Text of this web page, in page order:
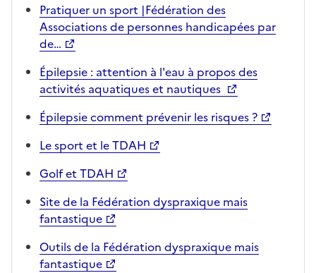
Pratiquer un sport |Fédération des
Associations de personnes handicapées par
de…
Épilepsie : attention à l'eau à propos des
activités aquatiques et nautiques
Épilepsie comment prévenir les risques ?
Le sport et le TDAH
Golf et TDAH
Site de la Fédération dyspraxique mais
fantastique
Outils de la Fédération dyspraxique mais
fantastique